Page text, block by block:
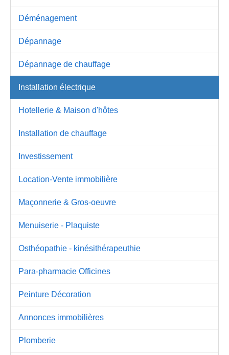
Déménagement
Dépannage
Dépannage de chauffage
Installation électrique
Hotellerie & Maison d'hôtes
Installation de chauffage
Investissement
Location-Vente immobilière
Maçonnerie & Gros-oeuvre
Menuiserie - Plaquiste
Osthéopathie - kinésithérapeuthie
Para-pharmacie Officines
Peinture Décoration
Annonces immobilières
Plomberie